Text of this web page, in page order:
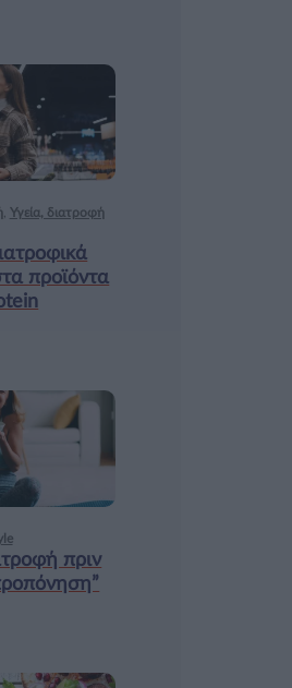
, Υγεία, διατροφή
προϊόντα
πριν